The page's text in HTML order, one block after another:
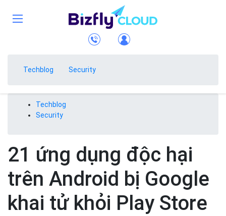
Techblog Security
Techblog
Security
21 ứng dụng độc hại
trên Android bị Google
khai tử khỏi Play Store